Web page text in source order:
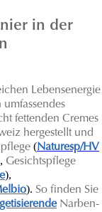
in der
Lebensenergie
fettenden Cremes
hergestellt und
(Naturesp/HV
Gesichtspflege
),
). So finden Sie
Narben-